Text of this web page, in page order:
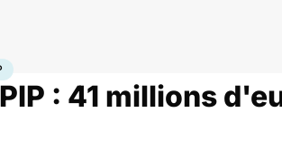
mammaire PIP
: 41 millions